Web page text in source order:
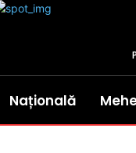
Națională